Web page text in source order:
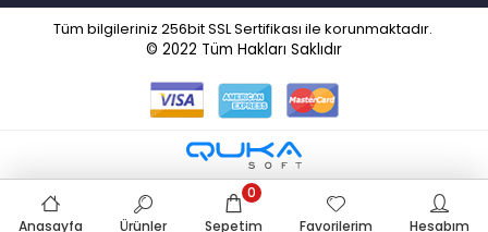
Tüm bilgileriniz 256bit SSL Sertifikası ile korunmaktadır.
© 2022 Tüm Hakları Saklıdır
Anasayfa Ürünler Sepetim
0
Favorilerim
Hesabım